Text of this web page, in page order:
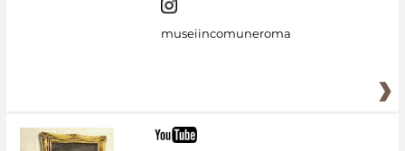
museiincomuneroma